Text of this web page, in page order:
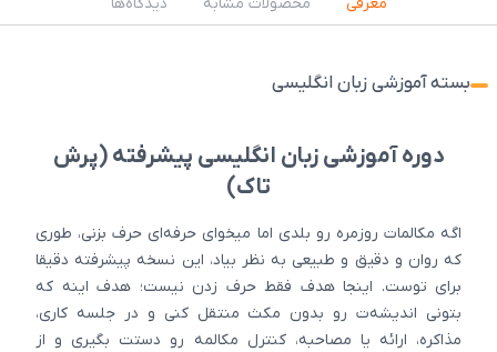
بسته آموزشی زبان انگلیسی
دوره آموزشی زبان انگلیسی پیشرفته (پرش
تاک)
اگه مکالمات روزمره رو بلدی اما میخوای حرفه‌ای حرف بزنی، طوری
که روان و دقیق و طبیعی به نظر بیاد، این نسخه پیشرفته دقیقا
برای توست. اینجا هدف فقط حرف زدن نیست؛ هدف اینه که
بتونی اندیشه‌ت رو بدون مکث منتقل کنی و در جلسه کاری،
مذاکره، ارائه یا مصاحبه، کنترل مکالمه رو دستت بگیری و از